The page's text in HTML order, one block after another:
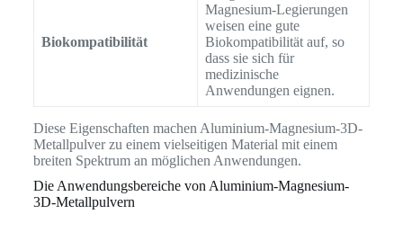
Biokompatibilität
Magnesium-Legierungen
weisen eine gute
Biokompatibilität auf, so
dass sie sich für
medizinische
Anwendungen eignen.
Diese Eigenschaften machen Aluminium-Magnesium-3D-
Metallpulver zu einem vielseitigen Material mit einem
breiten Spektrum an möglichen Anwendungen.
Die Anwendungsbereiche von Aluminium-Magnesium-
3D-Metallpulvern